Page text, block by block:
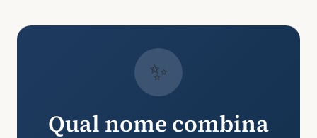
✨
Qual nome combina